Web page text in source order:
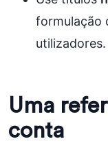
formulação
utilizadores.
Uma
conta